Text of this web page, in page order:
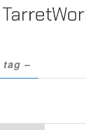
tag –